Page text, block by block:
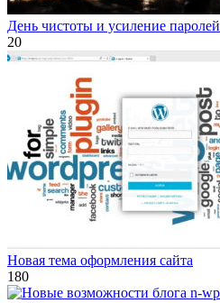
День чистоты и усиление паролей
20
Новая тема оформления сайта
180